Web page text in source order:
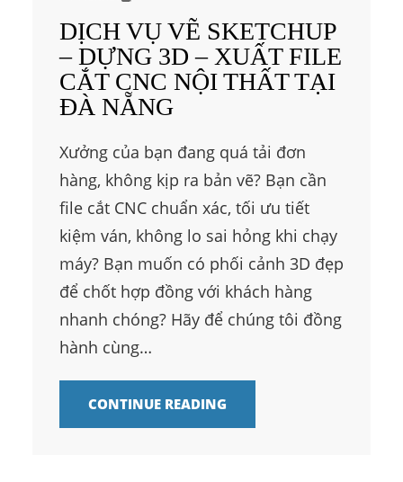
DỊCH VỤ VẼ SKETCHUP
– DỰNG 3D – XUẤT FILE
CẮT CNC NỘI THẤT TẠI
ĐÀ NẴNG
Xưởng của bạn đang quá tải đơn
hàng, không kịp ra bản vẽ? Bạn cần
file cắt CNC chuẩn xác, tối ưu tiết
kiệm ván, không lo sai hỏng khi chạy
máy? Bạn muốn có phối cảnh 3D đẹp
để chốt hợp đồng với khách hàng
nhanh chóng? Hãy để chúng tôi đồng
hành cùng…
CONTINUE READING